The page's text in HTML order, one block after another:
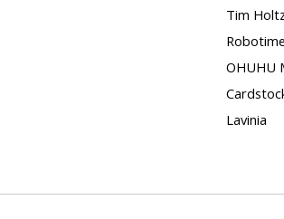
Tim
Robotime
OHUHU
Lavinia